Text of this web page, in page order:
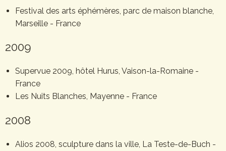
Festival des arts éphémères, parc de maison blanche,
Marseille - France
2009
Supervue 2009, hôtel Hurus, Vaison-la-Romaine -
France
Les Nuits Blanches, Mayenne - France
2008
Alios 2008, sculpture dans la ville, La Teste-de-Buch -